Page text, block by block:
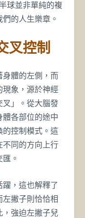
球並非單純的複
的人生樂章。
叉控制
體的左側，而
象，源於神經
叉」。從大腦發
體各部位的途中
的控制模式。這
不同的方向上行
。
，這也解釋了
撇子則恰恰相
，強迫左撇子兒